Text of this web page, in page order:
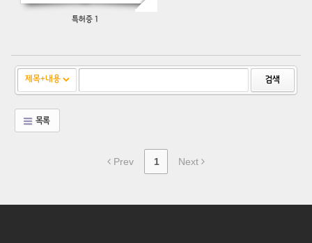
특허증 1
검색
목록
Prev 1 Next